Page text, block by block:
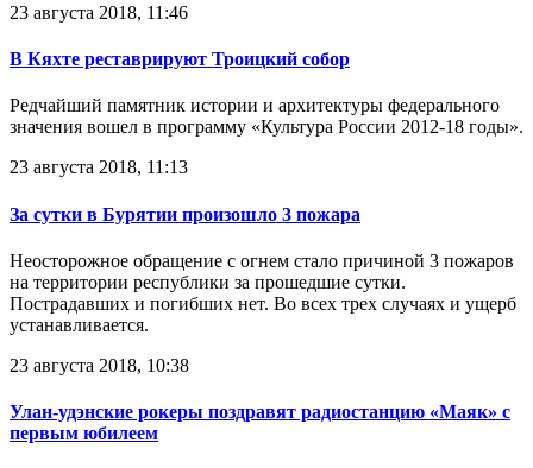
23 августа 2018, 11:46
В Кяхте реставрируют Троицкий собор
Редчайший памятник истории и архитектуры федерального
значения вошел в программу «Культура России 2012-18 годы».
23 августа 2018, 11:13
За сутки в Бурятии произошло 3 пожара
Неосторожное обращение с огнем стало причиной 3 пожаров
на территории республики за прошедшие сутки.
Пострадавших и погибших нет. Во всех трех случаях и ущерб
устанавливается.
23 августа 2018, 10:38
Улан-удэнские рокеры поздравят радиостанцию «Маяк» с
первым юбилеем